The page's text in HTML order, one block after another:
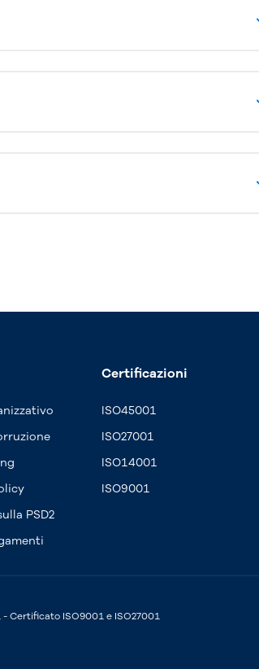
PSD2
Certificazioni
ISO45001
ISO27001
ISO14001
ISO9001
- Certificato ISO9001 e ISO27001